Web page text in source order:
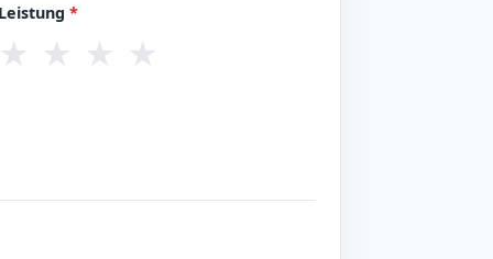
*
★ ★ ★